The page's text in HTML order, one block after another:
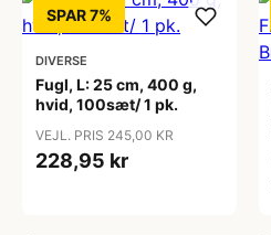
SPAR 7%
DIVERSE
Fugl, L: 25 cm, 400 g,
hvid, 100sæt/ 1 pk.
VEJL. PRIS 245,00 KR
228,95 kr